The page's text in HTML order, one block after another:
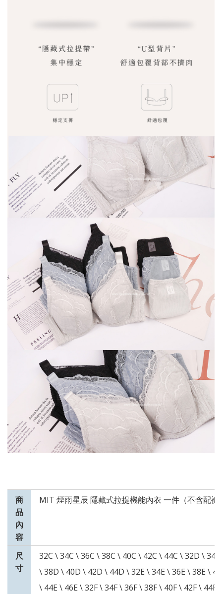
商
品
內
容
MIT 煙雨星辰 隱藏式拉提機能內衣 一件（不含配褲
尺
寸
32C \ 34C \ 36C \ 38C \ 40C \ 42C \ 44C \ 32D \
\ 38D \ 40D \ 42D \ 44D \ 32E \ 34E \ 36E \ 38E \
\ 44E \ 46E \ 32F \ 34F \ 36F \ 38F \ 40F \ 42F \ 44F\